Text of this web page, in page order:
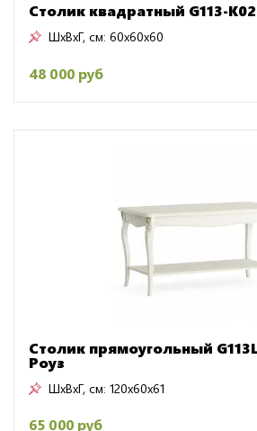
Столик квадратный G113-
ШxВxГ, см: 60x60x60
48 000 руб
Столик прямоугольный
Роуз
ШxВxГ, см: 120x60x61
65 000 руб